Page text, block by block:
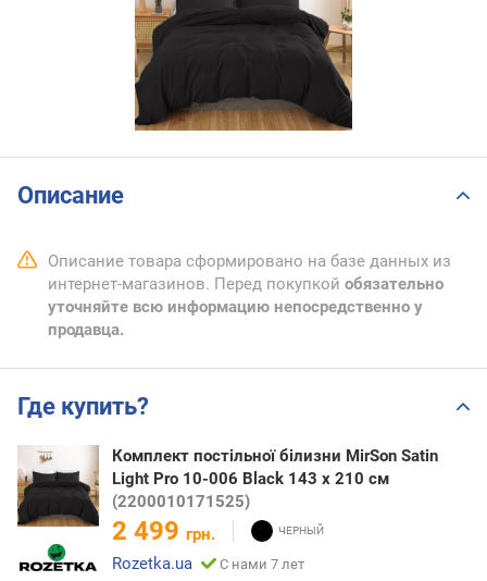
Описание
Описание товара сформировано на базе данных из
интернет-магазинов. Перед покупкой обязательно
уточняйте всю информацию непосредственно у
продавца.
Где купить?
Комплект постільної білизни MirSon Satin
Light Pro 10-006 Black 143 x 210 см
(2200010171525)
2 499 грн.
Rozetka.ua
С нами 7 лет